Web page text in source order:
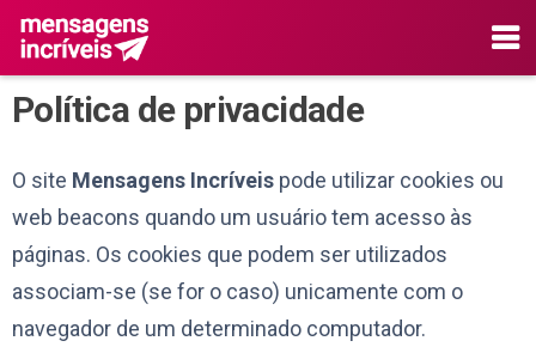
Política de privacidade
O site Mensagens Incríveis pode utilizar cookies ou
web beacons quando um usuário tem acesso às
páginas. Os cookies que podem ser utilizados
associam-se (se for o caso) unicamente com o
navegador de um determinado computador.